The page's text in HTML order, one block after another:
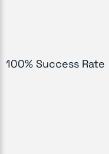
100% Success Rate